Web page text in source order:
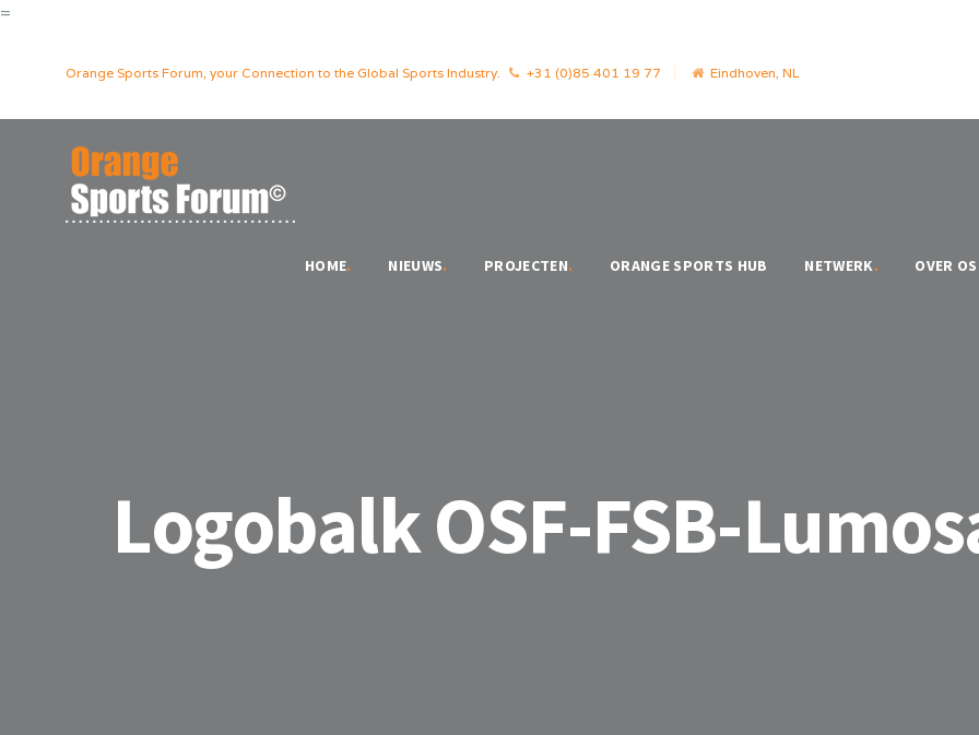
=
Orange Sports Forum, your Connection to the Global Sports Industry. +31 (0)85 401 19 77 Eindhoven, NL
HOME. NIEUWS. PROJECTEN. ORANGE SPORTS HUB NETWERK. OVER
Logobalk OSF-FSB-